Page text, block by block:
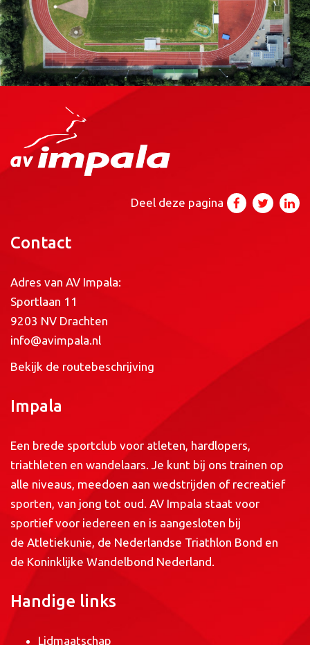
Deel deze pagina
Contact
Adres van AV Impala:
Sportlaan 11
9203 NV Drachten
info@avimpala.nl
Bekijk de routebeschrijving
Impala
Een brede sportclub voor atleten, hardlopers,
triathleten en wandelaars. Je kunt bij ons trainen op
alle niveaus, meedoen aan wedstrijden of recreatief
sporten, van jong tot oud. AV Impala staat voor
sportief voor iedereen en is aangesloten bij
de Atletiekunie, de Nederlandse Triathlon Bond en
de Koninklijke Wandelbond Nederland.
Handige links
Lidmaatschap